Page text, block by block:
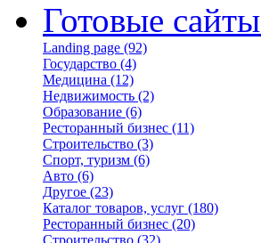
Готовые сайты
Landing page (92)
Государство (4)
Медицина (12)
Недвижимость (2)
Образование (6)
Ресторанный бизнес (11)
Строительство (3)
Спорт, туризм (6)
Авто (6)
Другое (23)
Каталог товаров, услуг (180)
Ресторанный бизнес (20)
Строительство (32)